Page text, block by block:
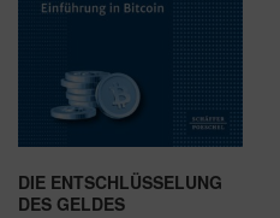
DIE ENTSCHLÜSSELUNG
DES GELDES